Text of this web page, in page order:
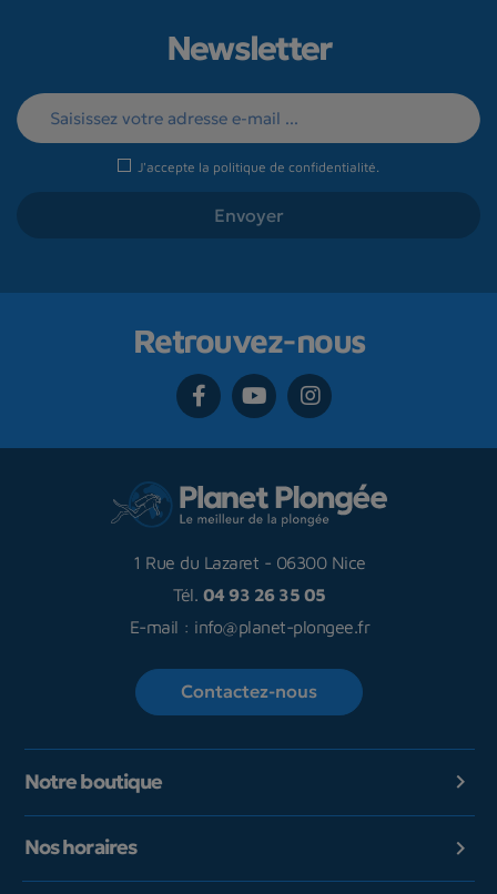
Newsletter
J'accepte la politique de confidentialité.
Retrouvez-nous
1 Rue du Lazaret - 06300 Nice
Tél. 04 93 26 35 05
E-mail : info@planet-plongee.fr
Contactez-nous
Notre boutique 
Nos horaires 